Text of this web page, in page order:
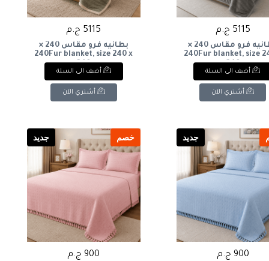
5115 ج.م
بطانيه فرو مقاس 240 ×
240Fur blanket, size
240
أضف الى السلة
أشتري الآن
5115 ج.م
بطانيه فرو مقاس 240 ×
240Fur blanket, size 240 x
240
أضف الى السلة
أشتري الآن
جديد
900 ج.م
خصم جديد
900 ج.م